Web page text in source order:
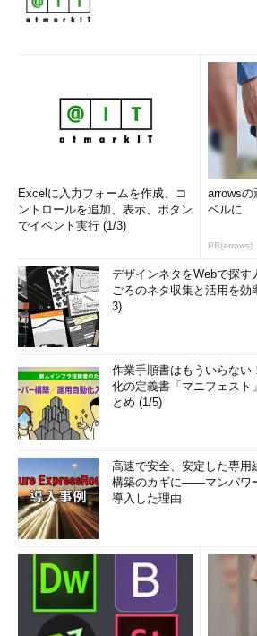
Excelに入力フォームを作成、コ
ントロールを追加、表示、ボタン
でイベント実行 (1/3)
arrowsの
ベルに
PR(arrows)
デザインネタをWebで探す
ごろのネタ収集と活用を
3)
作業手順書はもういらない
化の定義書「マニフェスト
とめ (1/5)
高速で安全、安定した専用
構築のカギに――マンパワ
導入した理由